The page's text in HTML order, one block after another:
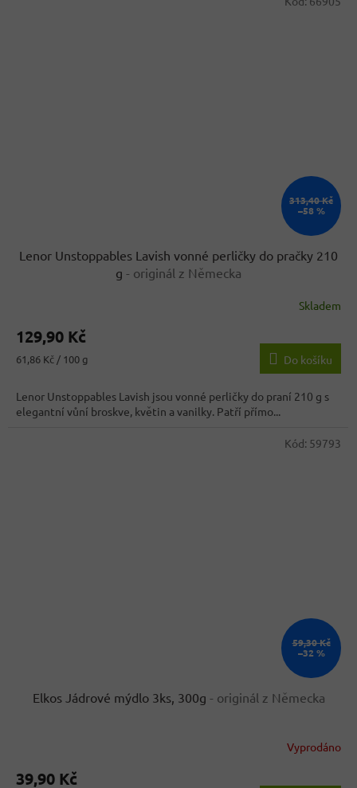
313,40 Kč
–58 %
Lenor Unstoppables Lavish vonné perličky do pračky 210
g - originál z Německa
Skladem
129,90 Kč
Měrná
61,86 Kč / 100 g Do košíku
Lenor Unstoppables Lavish jsou vonné perličky do praní 210 g s
elegantní vůní broskve, květin a vanilky. Patří přímo...
59,30 Kč
–32 %
Elkos Jádrové mýdlo 3ks, 300g - originál z Německa
Vyprodáno
39,90 Kč
Kód: 59793